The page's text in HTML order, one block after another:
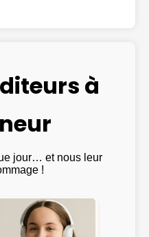
à
jour… et nous leur
!